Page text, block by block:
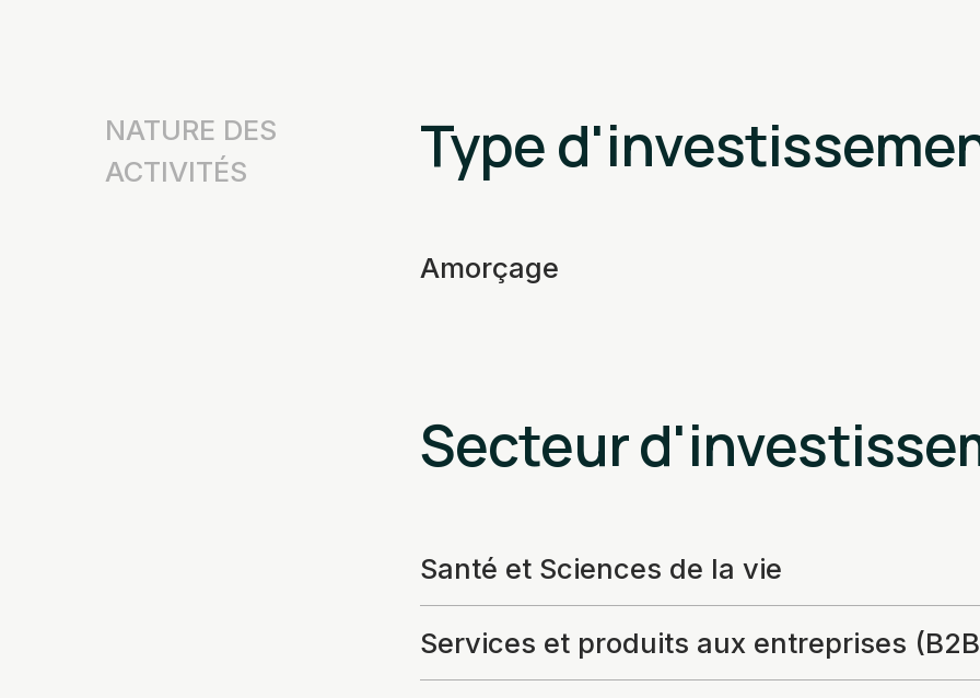
NATURE DES
ACTIVITÉS
Type
Amorçage
Secteur
Santé et Sciences de la vie
Services et produits aux entreprises